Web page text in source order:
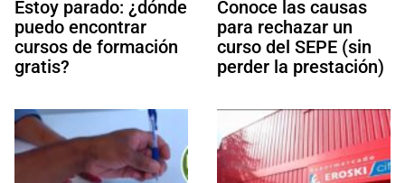
Estoy parado: ¿dónde
puedo encontrar
cursos de formación
gratis?
Conoce las causas
para rechazar un
curso del SEPE (sin
perder la prestación)